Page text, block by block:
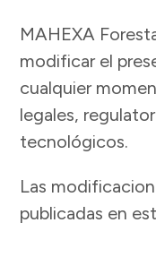
MAHEXA
modificar el
cualquier
legales,
tecnológicos.
Las
publicadas en